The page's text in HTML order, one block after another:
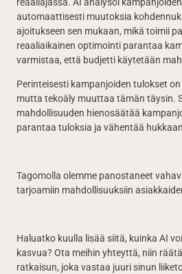
automaattisesti muutoksia
ajoitukseen sen mukaan, mikä toimii
reaaliaikainen optimointi parantaa
varmistaa, että budjetti käytetään
Perinteisesti kampanjoiden tulokset
mutta tekoäly muuttaa tämän täysin.
mahdollisuuden hienosäätää
parantaa tuloksia ja vähentää
Tagomolla olemme panostaneet
tarjoamiin mahdollisuuksiin
Haluatko kuulla lisää siitä, kuinka AI
kasvua? Ota meihin yhteyttä, niin
ratkaisun, joka vastaa juuri sinun